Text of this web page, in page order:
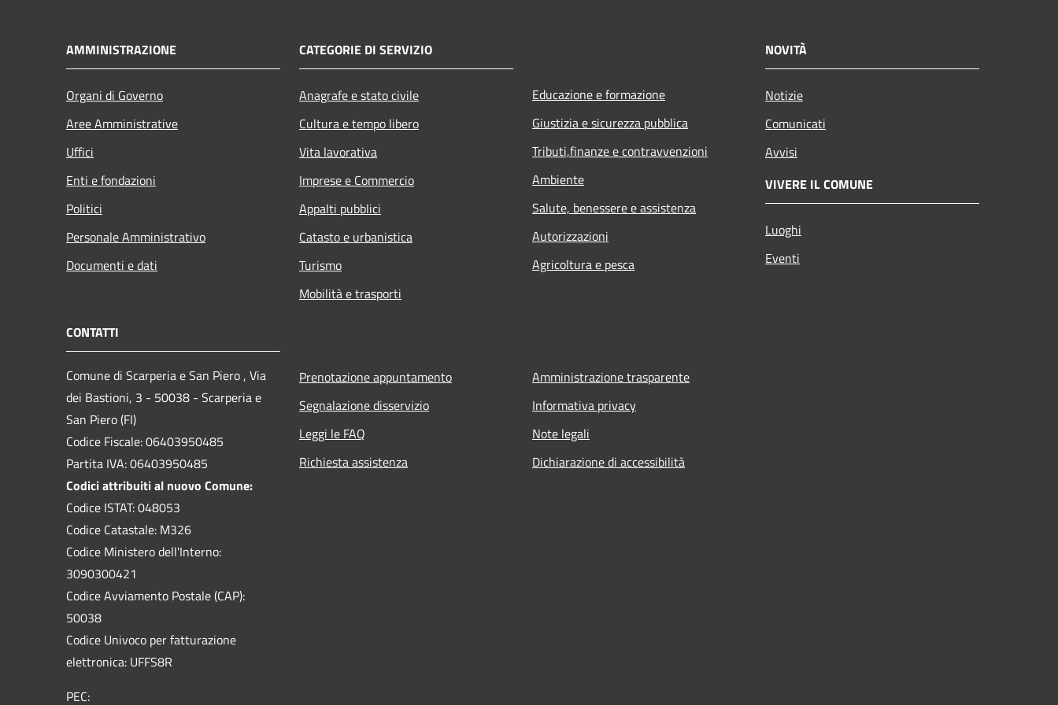
AMMINISTRAZIONE
Organi di Governo
Aree Amministrative
Uffici
Enti e fondazioni
Politici
Personale Amministrativo
Documenti e dati
CATEGORIE DI SERVIZIO
Anagrafe e stato civile
Cultura e tempo libero
Vita lavorativa
Imprese e Commercio
Appalti pubblici
Catasto e urbanistica
Turismo
Mobilità e trasporti
Educazione e formazione
Giustizia e sicurezza pubblica
Tributi,finanze e contravvenzioni
Ambiente
Salute, benessere e assistenza
Autorizzazioni
Agricoltura e pesca
NOVITÀ
Notizie
Comunicati
Avvisi
VIVERE IL COMUNE
Luoghi
Eventi
CONTATTI
Comune di Scarperia e San Piero , Via
dei Bastioni, 3 - 50038 - Scarperia e
San Piero (FI)
Codice Fiscale: 06403950485
Partita IVA: 06403950485
Codici attribuiti al nuovo Comune:
Codice ISTAT: 048053
Codice Catastale: M326
Codice Ministero dell'Interno:
3090300421
Codice Avviamento Postale (CAP):
50038
Codice Univoco per fatturazione
elettronica: UFFS8R
PEC:
Prenotazione appuntamento
Segnalazione disservizio
Leggi le FAQ
Richiesta assistenza
Amministrazione trasparente
Informativa privacy
Note legali
Dichiarazione di accessibilità